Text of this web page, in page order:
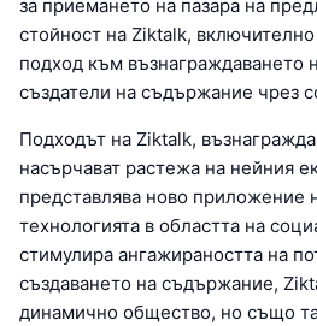
за приемането на пазара на
стойност на Ziktalk,
подход към възнаграждаването
създатели на съдържание чрез
Подходът на Ziktalk,
насърчават растежа на нейния
представлява ново приложение
технологията в областта на
стимулира ангажираността на
създаването на съдържание,
динамично общество, но също